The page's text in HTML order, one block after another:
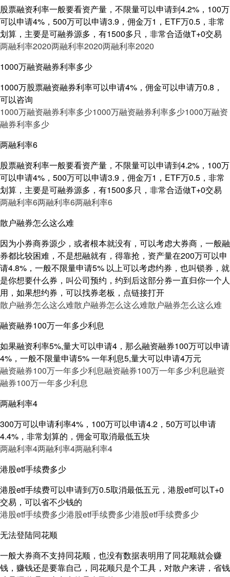
股票融资利率一般要看资产量，不限量可以申请到4.2%，100万
可以申请4%，500万可以申请3.9，佣金万1，ETF万0.5，非常
划算，主要是可融券源多，有1500多只，非常合适做T+0交易
两融利率2020两融利率2020两融利率2020
1000万融资融券利率多少
1000万股票融资融券利率可以申请4%，佣金可以申请万0.8，
可以咨询
1000万融资融券利率多少1000万融资融券利率多少1000万融资
融券利率多少
两融利率6
股票融资利率一般要看资产量，不限量可以申请到4.2%，100万
可以申请4%，500万可以申请3.9，佣金万1，ETF万0.5，非常
划算，主要是可融券源多，有1500多只，非常合适做T+0交易
两融利率6两融利率6两融利率6
散户融券怎么这么难
因为小券商券源少，或者根本就没有，可以考虑大券商，一般融
券都比较困难，不是想融就有，得靠抢，资产量在200万可以申
请4.8%，一般不限量申请5% 以上可以考虑约券，也叫锁券，就
是你想要什么券，叫公司预约，约到后这部分券一直归你一个人
用，如果想约券，可以找券老板，点链接打开
散户融券怎么这么难散户融券怎么这么难散户融券怎么这么难
融资融券100万一年多少利息
如果融资利率5%,量大可以申请4，那么融资融券100万可以申请
4%，一般不限量申请5% 一年利息5,量大可以申请4万元
融资融券100万一年多少利息融资融券100万一年多少利息融资
融券100万一年多少利息
两融利率4
300万可以申请利率4%，100万可以申请4.2，50万可以申请
4.4%，非常划算的，佣金可取消最低五块
两融利率4两融利率4两融利率4
港股etf手续费多少
港股etf手续费可以申请到万0.5取消最低五元，港股etf可以T+0
交易，可以省不少钱的
港股etf手续费多少港股etf手续费多少港股etf手续费多少
无法登陆同花顺
一般大券商不支持同花顺，也没有数据表明用了同花顺就会赚
钱，赚钱还是要靠自己，同花顺只是个工具，对散户来讲，省钱